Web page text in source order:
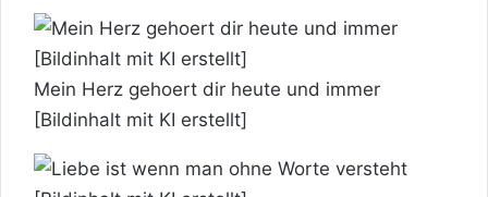
Mein Herz gehoert dir heute und immer
[Bildinhalt mit KI erstellt]